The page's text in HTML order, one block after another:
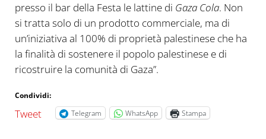
presso il bar della Festa le lattine di Gaza Cola. Non
si tratta solo di un prodotto commerciale, ma di
un’iniziativa al 100% di proprietà palestinese che ha
la finalità di sostenere il popolo palestinese e di
ricostruire la comunità di Gaza”.
Condividi:
Tweet Telegram WhatsApp Stampa